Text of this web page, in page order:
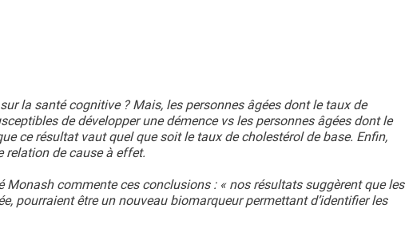
la santé cognitive ? Mais, les personnes âgées dont le taux de
de développer une démence vs les personnes âgées dont le
ce résultat vaut quel que soit le taux de cholestérol de base. Enfin,
relation de cause à effet.
Monash commente ces conclusions : « nos résultats suggèrent que les
pourraient être un nouveau biomarqueur permettant d’identifier les